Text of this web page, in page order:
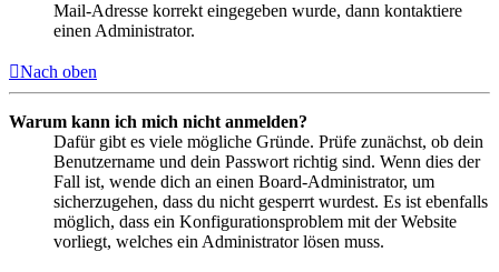
Mail-Adresse korrekt eingegeben wurde, dann kontaktiere
einen Administrator.
Nach oben
Warum kann ich mich nicht anmelden?
Dafür gibt es viele mögliche Gründe. Prüfe zunächst, ob dein
Benutzername und dein Passwort richtig sind. Wenn dies der
Fall ist, wende dich an einen Board-Administrator, um
sicherzugehen, dass du nicht gesperrt wurdest. Es ist ebenfalls
möglich, dass ein Konfigurationsproblem mit der Website
vorliegt, welches ein Administrator lösen muss.